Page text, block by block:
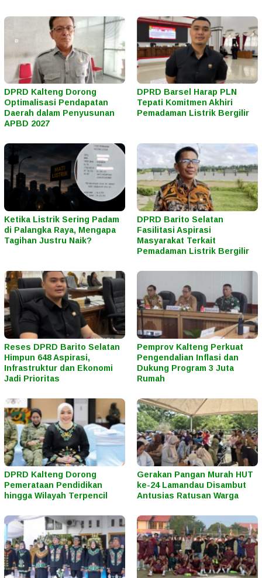
DPRD Kalteng Dorong
Optimalisasi Pendapatan
Daerah dalam Penyusunan
APBD 2027
DPRD Barsel Harap PLN
Tepati Komitmen Akhiri
Pemadaman Listrik Bergilir
Ketika Listrik Sering Padam
di Palangka Raya, Mengapa
Tagihan Justru Naik?
DPRD Barito Selatan
Fasilitasi Aspirasi
Masyarakat Terkait
Pemadaman Listrik Bergilir
Reses DPRD Barito Selatan
Himpun 648 Aspirasi,
Infrastruktur dan Ekonomi
Jadi Prioritas
Pemprov Kalteng Perkuat
Pengendalian Inflasi dan
Dukung Program 3 Juta
Rumah
DPRD Kalteng Dorong
Pemerataan Pendidikan
hingga Wilayah Terpencil
Gerakan Pangan Murah HUT
ke-24 Lamandau Disambut
Antusias Ratusan Warga